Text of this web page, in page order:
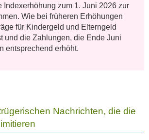
Indexerhöhung zum 1. Juni 2026 zur
Wie bei früheren Erhöhungen
für Kindergeld und Elterngeld
und die Zahlungen, die Ende Juni
entsprechend erhöht.
Nachrichten, die die